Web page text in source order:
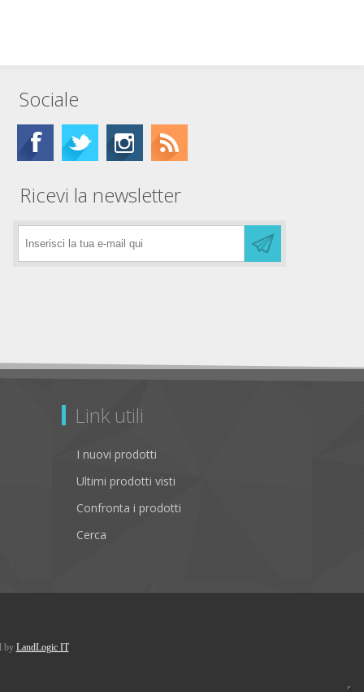
Sociale
Ricevi la newsletter
Link utili
I nuovi prodotti
Ultimi prodotti visti
Confronta i prodotti
Cerca
by LandLogic IT